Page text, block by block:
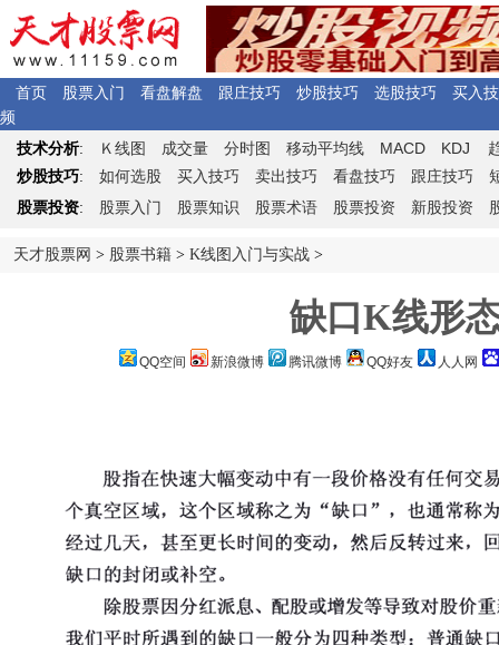
首页 股票入门 看盘解盘 跟庄技巧 炒股技巧 选股技巧
买入
频
技术分析: Ｋ 线图 成交量 分时图 移动平均线 MACD KDJ
炒股技巧: 如何选股 买入技巧 卖出技巧 看盘技巧 跟庄技巧
股票投资: 股票入门 股票知识 股票术语 股票投资 新股投资
天才股票网 > 股票书籍 > K线图入门与实战 >
缺口K线形
QQ空间 新浪微博 腾讯微博 QQ好友 人人网